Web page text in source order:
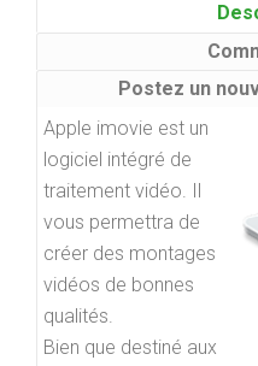
Postez un
Apple imovie est un
logiciel intégré de
traitement vidéo. Il
vous permettra de
créer des montages
vidéos de bonnes
qualités.
Bien que destiné aux